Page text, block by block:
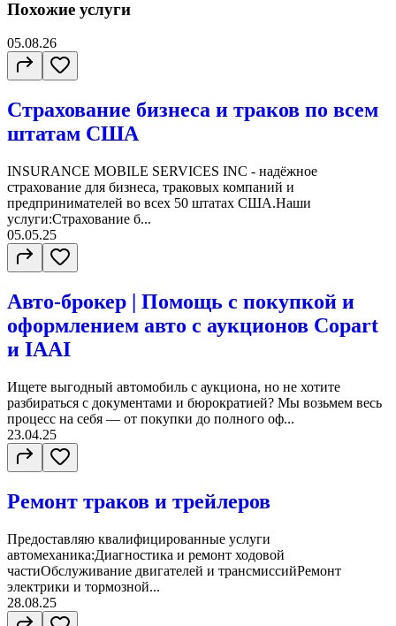
Похожие услуги
05.08.26
Страхование бизнеса и траков по всем
штатам США
INSURANCE MOBILE SERVICES INC - надёжное
страхование для бизнеса, траковых компаний и
предпринимателей во всех 50 штатах США.Наши
услуги:Страхование б...
05.05.25
Авто-брокер | Помощь с покупкой и
оформлением авто с аукционов Copart
и IAAI
Ищете выгодный автомобиль с аукциона, но не хотите
разбираться с документами и бюрократией? Мы возьмем весь
процесс на себя — от покупки до полного оф...
23.04.25
Ремонт траков и трейлеров
Предоставляю квалифицированные услуги
автомеханика:Диагностика и ремонт ходовой
частиОбслуживание двигателей и трансмиссийРемонт
электрики и тормозной...
28.08.25